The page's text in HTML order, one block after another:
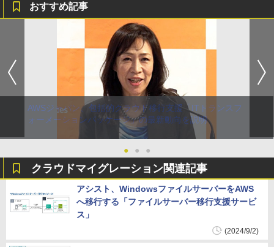
おすすめ記事
AWSジャパン、包括的クラウド移行支援「ITトランスフ
ォーメーションパッケージ」の最新動向を説明
● ● ●
クラウドマイグレーション関連記事
アシスト、WindowsファイルサーバーをAWS
へ移行する「ファイルサーバー移行支援サービ
ス」
(2024/9/2)